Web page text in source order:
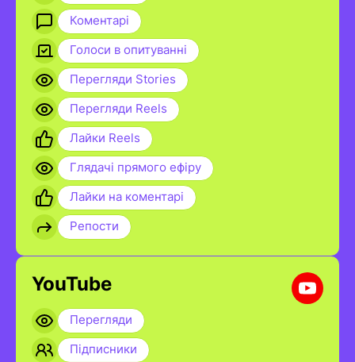
Коментарі
Голоси в опитуванні
Перегляди Stories
Перегляди Reels
Лайки Reels
Глядачі прямого ефіру
Лайки на коментарі
Репости
YouTube
Перегляди
Підписники